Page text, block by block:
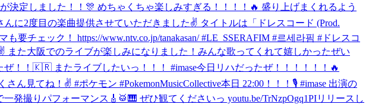
決定しました！！🎊 めちゃくちゃ楽しみすぎる！！！！🔥 盛り上げまくれるよう
んに2度目の楽曲提供させていただきました✌️ タイトルは「ドレスコード (Prod.
チェック！ https://www.ntv.co.jp/tanakasan/ #LE_SSERAFIM #르세라핌 #ドレスコ
た大阪でのライブが楽しみになりました！ みんな歌ってくれて嬉しかったぜい
ぜ！！🇰🇷 またライブしたいっ！！！ #imase今日リハだったぜ！！！！！！🔥
ん見てね！✌️ #ポケモン #PokemonMusicCollective本日 22:00！！！🎙️ #imase 出演の
発撮りパフォーマンス🎸🥁🎹 ぜひ観てくださいっ youtu.be/TrNzpOgq1PIリリースし